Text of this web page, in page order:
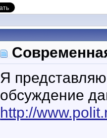
Я
обсуждение
http://